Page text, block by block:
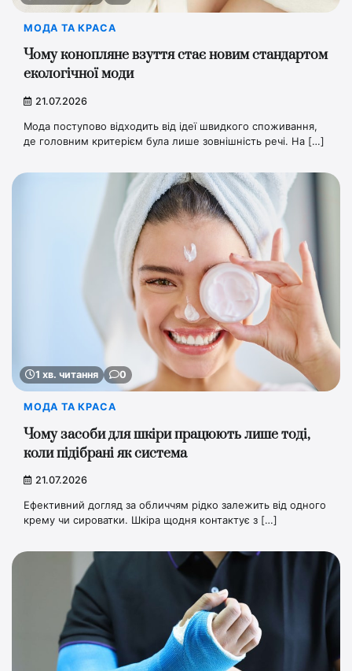
МОДА ТА КРАСА
Чому конопляне взуття стає новим стандартом
екологічної моди
21.07.2026
Мода поступово відходить від ідеї швидкого споживання,
де головним критерієм була лише зовнішність речі. На […]
1 хв. читання 0
МОДА ТА КРАСА
Чому засоби для шкіри працюють лише тоді,
коли підібрані як система
21.07.2026
Ефективний догляд за обличчям рідко залежить від одного
крему чи сироватки. Шкіра щодня контактує з […]